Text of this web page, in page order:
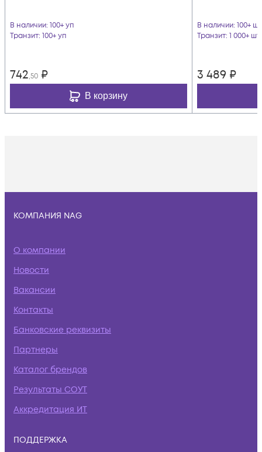
В наличии: 100+ уп
Транзит: 100+ уп
742,50 ₽
В корзину
В наличии: 100+ шт
Транзит: 1 000+ шт
3 489 ₽
КОМПАНИЯ NAG
О компании
Новости
Вакансии
Контакты
Банковские реквизиты
Партнеры
Каталог брендов
Результаты СОУТ
Аккредитация ИТ
ПОДДЕРЖКА